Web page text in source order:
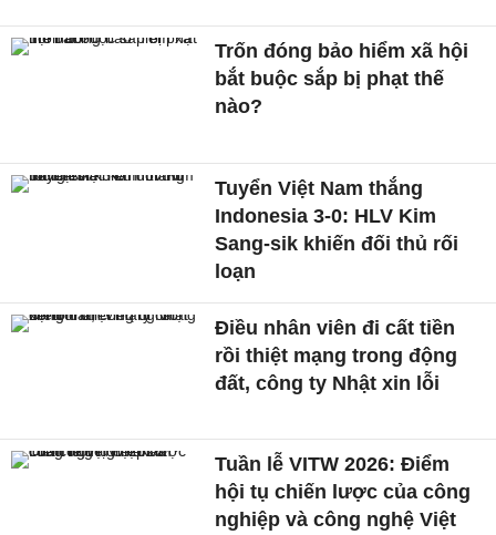
Trốn đóng bảo hiểm xã hội
bắt buộc sắp bị phạt thế
nào?
Tuyển Việt Nam thắng
Indonesia 3-0: HLV Kim
Sang-sik khiến đối thủ rối
loạn
Điều nhân viên đi cất tiền
rồi thiệt mạng trong động
đất, công ty Nhật xin lỗi
Tuần lễ VITW 2026: Điểm
hội tụ chiến lược của công
nghiệp và công nghệ Việt